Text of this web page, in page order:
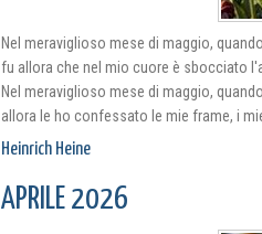
Nel meraviglioso mese di maggio,
fu allora che nel mio cuore è sbocciato
Nel meraviglioso mese di maggio,
allora le ho confessato le mie frame, i
Heinrich Heine
APRILE 2026